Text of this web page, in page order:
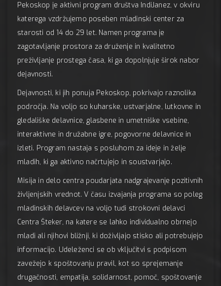
Pekoskop je aktivni program društva IndiJanez, v okviru
katerega vzdržujemo poseben mladinski center za
starosti od 14 do 29 let. Namen programa je
zagotavljanje prostora za druženje in kvalitetno
preživljanje prostega časa, ki ga dopolnjuje širok nabor
dejavnosti.
Dejavnosti, ki jih ponuja Pekoskop, pokrivajo raznolika
področja. Na voljo so kuharske, ustvarjalne, lutkovne in
gledališke delavnice, glasbene in umetniške vsebine,
interaktivne in družabne igre, pogovorne delavnice in
izleti. Program nastaja s posluhom za ideje in želje
mladih, ki ga aktivno načrtujejo in soustvarjajo.
Misija in delo centra poudarjata nadgrajevanje pozitivnih
življenjskih vrednot. V času izvajanja programa so poleg
mladinskih delavcev na voljo tudi strokovni delavci
Centra Šteker, na katere se lahko individualno obrnejo
mladi ali njihovi bližnji, ki doživljajo stisko ali potrebujejo
informacijo. Udeleženci se ob vključitvi s podpisom
zavežejo k spoštovanju pravil, kot so sprejemanje
drugačnosti, empatija, solidarnost, pomoč, spoštovanje